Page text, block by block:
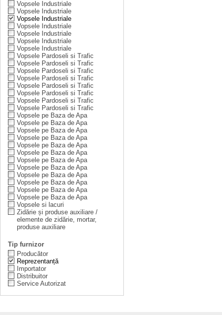
Vopsele Industriale
Vopsele Industriale
Vopsele Industriale
Vopsele Industriale
Vopsele Industriale
Vopsele Industriale
Vopsele Industriale
Vopsele Pardoseli si Trafic
Vopsele Pardoseli si Trafic
Vopsele Pardoseli si Trafic
Vopsele Pardoseli si Trafic
Vopsele Pardoseli si Trafic
Vopsele Pardoseli si Trafic
Vopsele Pardoseli si Trafic
Vopsele Pardoseli si Trafic
Vopsele pe Baza de Apa
Vopsele pe Baza de Apa
Vopsele pe Baza de Apa
Vopsele pe Baza de Apa
Vopsele pe Baza de Apa
Vopsele pe Baza de Apa
Vopsele pe Baza de Apa
Vopsele pe Baza de Apa
Vopsele pe Baza de Apa
Vopsele pe Baza de Apa
Vopsele pe Baza de Apa
Vopsele pe Baza de Apa
Vopsele si lacuri
Zidărie și produse auxiliare /
elemente de zidărie, mortar,
produse auxiliare
Tip furnizor
Producător
Reprezentanță
Importator
Distribuitor
Service Autorizat